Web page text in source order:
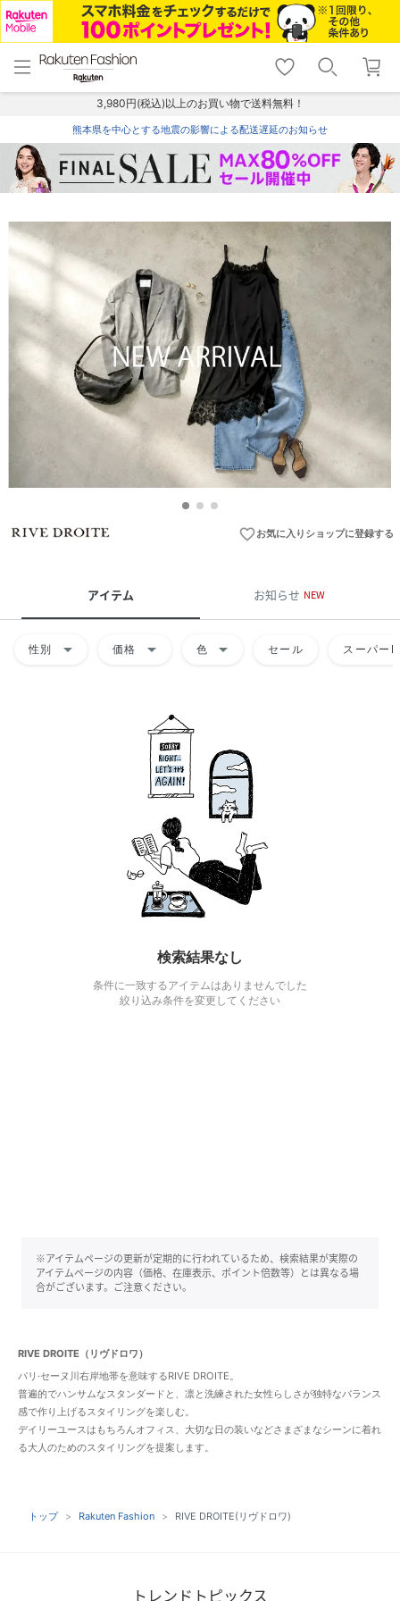
menu home
トップ
shopping_cart lock_outline
ログイン
3,980円(税込)以上のお買い物で送料無料！
熊本県を中心とする地震の影響による配送遅延のお知らせ
favorite_borderお気に入りショップに登録する
アイテム お知らせ NEW
性別 arrow_drop_down 価格 arrow_drop_down 色 arrow_drop_down セール スーパー
検索結果なし
条件に一致するアイテムはありませんでした
絞り込み条件を変更してください
※アイテムページの更新が定期的に行われているため、検索結果が実際の
アイテムページの内容（価格、在庫表示、ポイント倍数等）とは異なる場
合がございます。ご注意ください。
RIVE DROITE（リヴドロワ）
パリ·セーヌ川右岸地帯を意味するRIVE DROITE。
普遍的でハンサムなスタンダードと、凛と洗練された女性らしさが独特なバランス
感で作り上げるスタイリングを楽しむ。
デイリーユースはもちろんオフィス、大切な日の装いなどさまざまなシーンに着れ
る大人のためのスタイリングを提案します。
トップ Rakuten Fashion RIVE DROITE(リヴドロワ)
トレンドトピックス